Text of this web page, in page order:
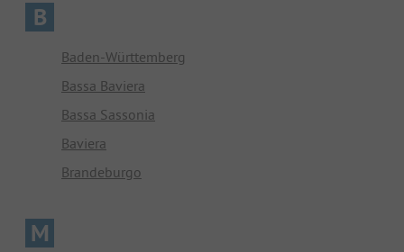
B
Baden-Württemberg
Bassa Baviera
Bassa Sassonia
Baviera
Brandeburgo
M